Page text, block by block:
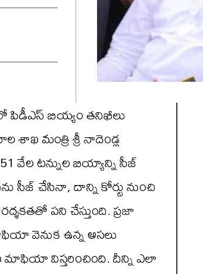
పిడీఎస్ బియ్యం తనిఖీలు
శాఖ మంత్రి శ్రీ నాదెండ్ల
వేల టన్నుల బియ్యాన్ని సీజ్
సీజ్ చేసినా, దాన్ని కోర్టు నుంచి
పని చేస్తుంది. ప్రజా
వెనుక ఉన్న అసలు
ఈ మాఫియా విస్తరించింది. దీన్ని ఎలా